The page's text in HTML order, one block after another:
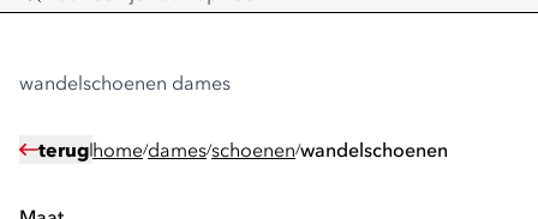
wandelschoenen dames
terug home/dames/schoenen/wandelschoenen